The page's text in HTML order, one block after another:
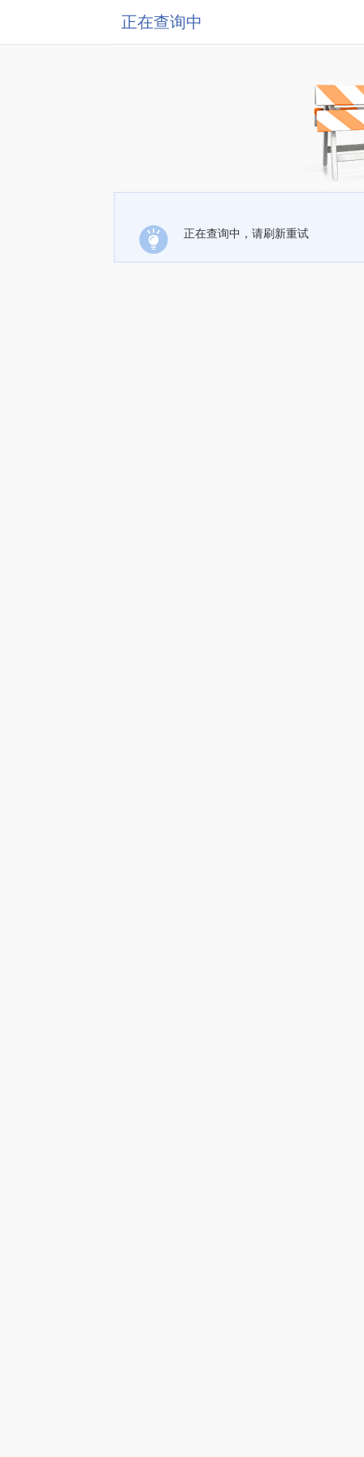
正在查询中
正在查询中，请刷新重试